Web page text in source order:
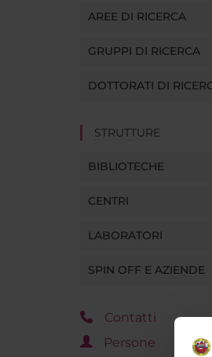
AREE DI RICERCA
GRUPPI DI RICERCA
DOTTORATI DI
STRUTTURE
BIBLIOTECHE
CENTRI
LABORATORI
SPIN OFF E AZIENDE
Contatti
Persone